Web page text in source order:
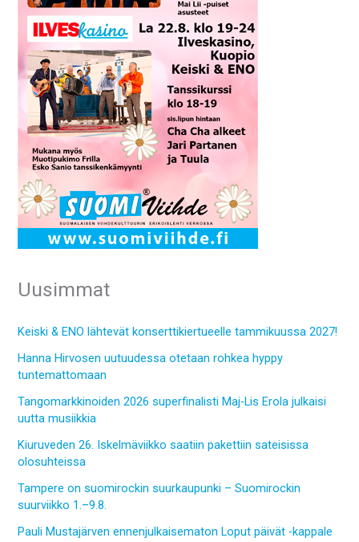
Uusimmat
Keiski & ENO lähtevät konserttikiertueelle tammikuussa 2027!
Hanna Hirvosen uutuudessa otetaan rohkea hyppy
tuntemattomaan
Tangomarkkinoiden 2026 superfinalisti Maj-Lis Erola julkaisi
uutta musiikkia
Kiuruveden 26. Iskelmäviikko saatiin pakettiin sateisissa
olosuhteissa
Tampere on suomirockin suurkaupunki – Suomirockin
suurviikko 1.–9.8.
Pauli Mustajärven ennenjulkaisematon Loput päivät -kappale